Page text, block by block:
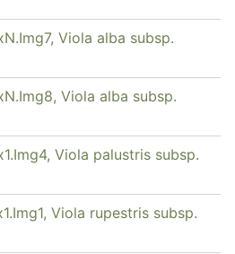
Viola alba subsp.
Viola alba subsp.
Viola palustris subsp.
Viola rupestris subsp.